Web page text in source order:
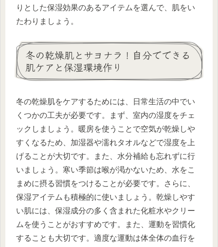
りとした保湿効果のあるアイテムを選んで、肌をい
たわりましょう。
冬の乾燥肌とサヨナラ！自分でできる
肌ケアと保湿環境作り
冬の乾燥肌をケアするためには、日常生活の中でい
くつかの工夫が必要です。まず、室内の湿度をチェ
ックしましょう。暖房を使うことで空気が乾燥しや
すくなるため、加湿器や濡れタオルなどで湿度を上
げることが大切です。また、水分補給も忘れずに行
いましょう。寒い季節は喉が渇かないため、水をこ
まめに摂る習慣をつけることが必要です。さらに、
保湿アイテムも積極的に使いましょう。乾燥しやす
い肌には、保湿成分の多く含まれた化粧水やクリー
ムを使うことがおすすめです。また、運動を習慣化
することも大切です。適度な運動は体全体の血行を